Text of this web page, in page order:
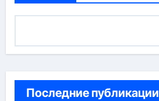
Последние публикации